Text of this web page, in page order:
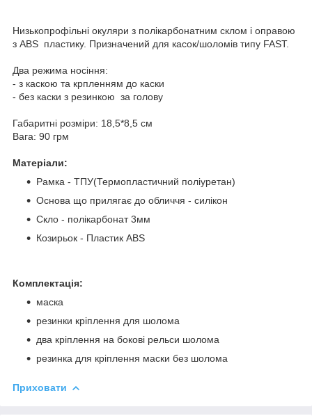
Низькопрофільні окуляри з полікарбонатним склом і оправою
з ABS пластику. Призначений для касок/шоломів типу FAST.
Два режима носіння:
- з каскою та крпленням до каски
- без каски з резинкою за голову
Габаритні розміри: 18,5*8,5 см
Вага: 90 грм
Матеріали:
Рамка - ТПУ(Термопластичний поліуретан)
Основа що прилягає до обличчя - силікон
Скло - полікарбонат 3мм
Козирьок - Пластик ABS
Комплектація:
маска
резинки кріплення для шолома
два кріплення на бокові рельси шолома
резинка для кріплення маски без шолома
Приховати